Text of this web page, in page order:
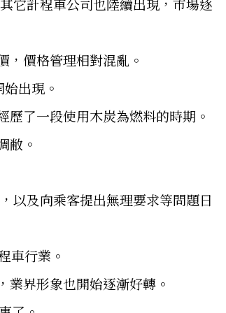
，價格管理相對混亂。
出現。
了一段使用木炭為燃料的時期。
敝。
以及向乘客提出無理要求等問題日
車行業。
業界形象也開始逐漸好轉。